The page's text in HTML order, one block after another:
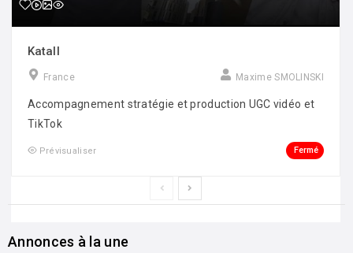
Katall
France Maxime SMOLINSKI
Accompagnement stratégie et production UGC vidéo et
TikTok
Prévisualiser Fermé
Annonces à la une